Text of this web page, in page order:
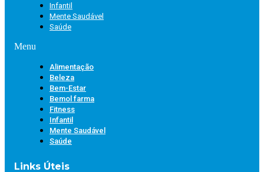
Infantil
Mente Saudável
Saúde
Menu
Alimentação
Beleza
Bem-Estar
Bemol farma
Fitness
Infantil
Mente Saudável
Saúde
Links Úteis